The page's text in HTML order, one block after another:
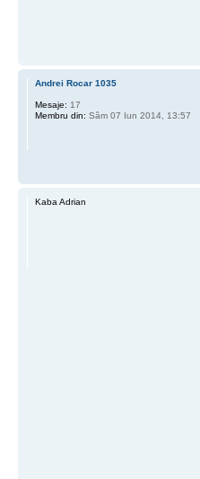
Andrei Rocar 1035
Mesaje: 17
Membru din: Sâm 07 Iun 2014, 13:57
Kaba Adrian